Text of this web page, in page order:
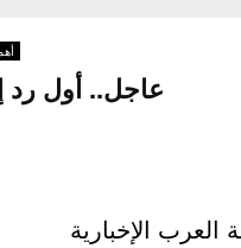
عاجل.. أول رد
العرب الإخبارية